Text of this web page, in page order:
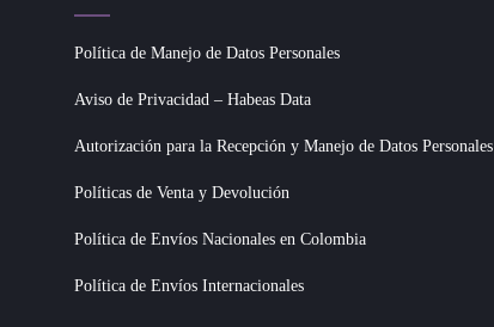
Política de Manejo de Datos Personales
Aviso de Privacidad – Habeas Data
Autorización para la Recepción y Manejo de Datos Personales
Políticas de Venta y Devolución
Política de Envíos Nacionales en Colombia
Política de Envíos Internacionales